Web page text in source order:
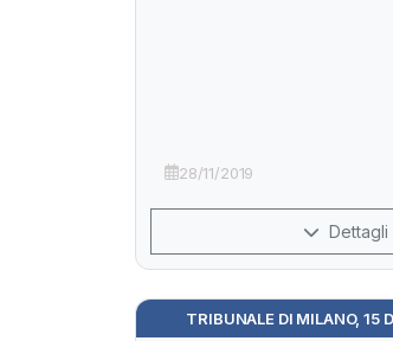
28/11/2019
Dettagli
TRIBUNALE DI MILANO, 15